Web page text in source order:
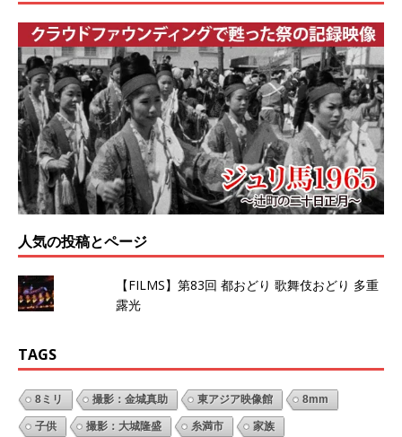
人気の投稿とページ
【FILMS】第83回 都おどり 歌舞伎おどり 多重
露光
TAGS
8ミリ 撮影：金城真助 東アジア映像館 8mm
子供 撮影：大城隆盛 糸満市 家族